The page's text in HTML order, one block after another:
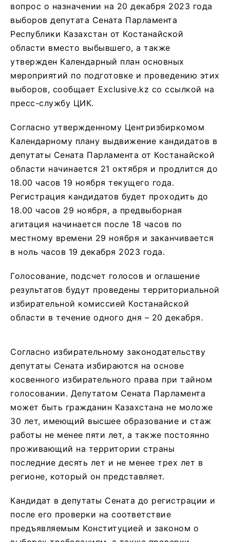
вопрос о назначении на 20 декабря 2023 года
выборов депутата Сената Парламента
Республики Казахстан от Костанайской
области вместо выбывшего, а также
утвержден Календарный план основных
мероприятий по подготовке и проведению этих
выборов, сообщает Exclusive.kz со ссылкой на
пресс-службу ЦИК.
Согласно утвержденному Центризбиркомом
Календарному плану выдвижение кандидатов в
депутаты Сената Парламента от Костанайской
области начинается 21 октября и продлится до
18.00 часов 19 ноября текущего года.
Регистрация кандидатов будет проходить до
18.00 часов 29 ноября, а предвыборная
агитация начинается после 18 часов по
местному времени 29 ноября и заканчивается
в ноль часов 19 декабря 2023 года.
Голосование, подсчет голосов и оглашение
результатов будут проведены территориальной
избирательной комиссией Костанайской
области в течение одного дня – 20 декабря.
Согласно избирательному законодательству
депутаты Сената избираются на основе
косвенного избирательного права при тайном
голосовании. Депутатом Сената Парламента
может быть гражданин Казахстана не моложе
30 лет, имеющий высшее образование и стаж
работы не менее пяти лет, а также постоянно
проживающий на территории страны
последние десять лет и не менее трех лет в
регионе, который он представляет.
Кандидат в депутаты Сената до регистрации и
после его проверки на соответствие
предъявляемым Конституцией и законом о